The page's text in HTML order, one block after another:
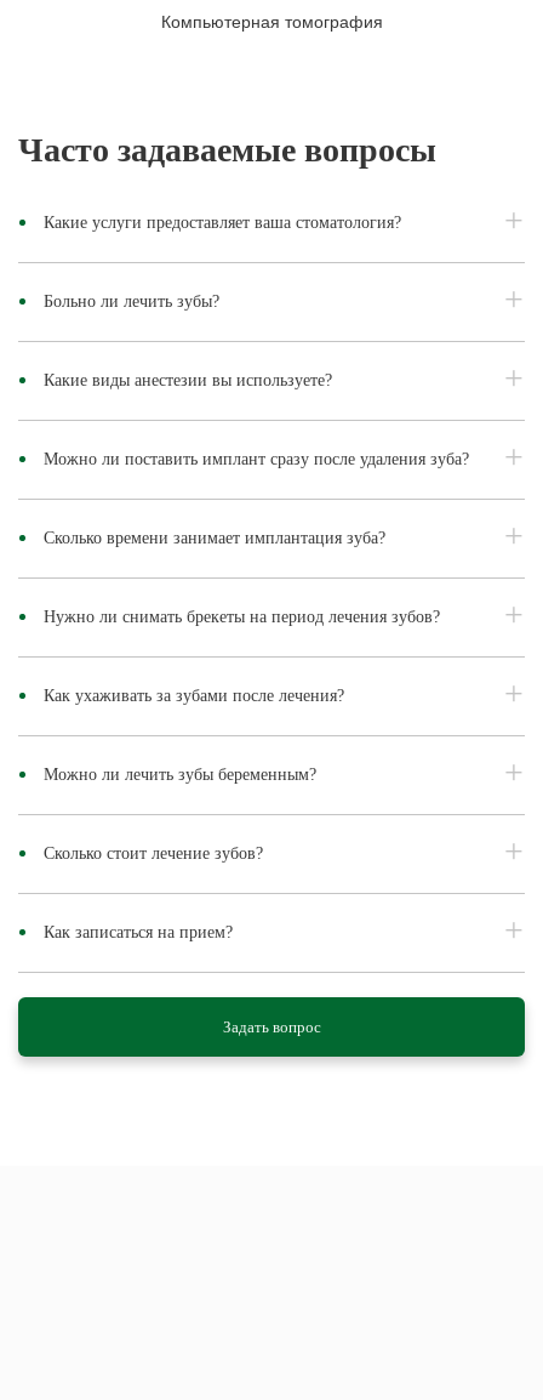
Компьютерная томография
Часто задаваемые вопросы
Какие услуги предоставляет ваша стоматология?
Больно ли лечить зубы?
Какие виды анестезии вы используете?
Можно ли поставить имплант сразу после удаления зуба?
Сколько времени занимает имплантация зуба?
Нужно ли снимать брекеты на период лечения зубов?
Как ухаживать за зубами после лечения?
Можно ли лечить зубы беременным?
Сколько стоит лечение зубов?
Как записаться на прием?
Задать вопрос